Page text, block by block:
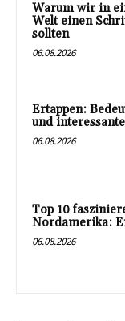
Warum wir in
Welt einen
sollten
06.08.2026
Ertappen:
und
06.08.2026
Top 10
Nordamerika:
06.08.2026